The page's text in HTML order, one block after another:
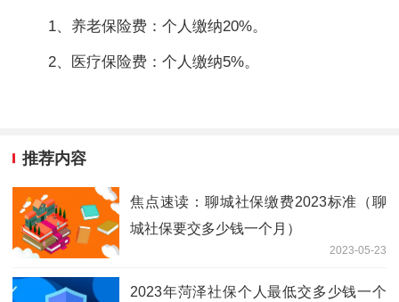
1、养老保险费：个人缴纳20%。
2、医疗保险费：个人缴纳5%。
推荐内容
焦点速读：聊城社保缴费2023标准（聊
城社保要交多少钱一个月）
2023-05-23
2023年菏泽社保个人最低交多少钱一个